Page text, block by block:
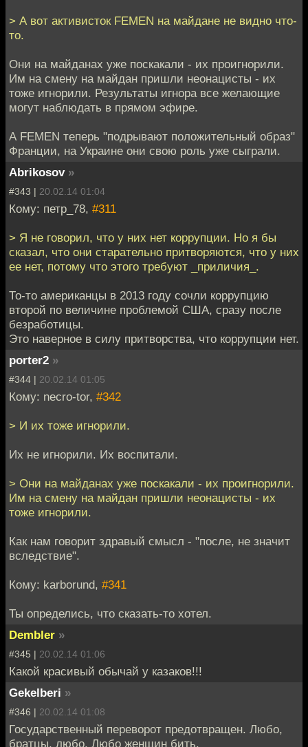
> А вот активисток FEMEN на майдане не видно что-
то.
Они на майданах уже поскакали - их проигнорили.
Им на смену на майдан пришли неонацисты - их
тоже игнорили. Результаты игнора все желающие
могут наблюдать в прямом эфире.
А FEMEN теперь "подрывают положительный образ"
Франции, на Украине они свою роль уже сыграли.
Abrikosov »
#343 | 20.02.14 01:04
Кому: петр_78, #311
> Я не говорил, что у них нет коррупции. Но я бы
сказал, что они старательно притворяются, что у них
ее нет, потому что этого требуют _приличия_.
То-то американцы в 2013 году сочли коррупцию
второй по величине проблемой США, сразу после
безработицы.
Это наверное в силу притворства, что коррупции нет.
porter2 »
#344 | 20.02.14 01:05
Кому: necro-tor, #342
> И их тоже игнорили.
Их не игнорили. Их воспитали.
> Они на майданах уже поскакали - их проигнорили.
Им на смену на майдан пришли неонацисты - их
тоже игнорили.
Как нам говорит здравый смысл - "после, не значит
вследствие".
Кому: karborund, #341
Ты определись, что сказать-то хотел.
Dembler »
#345 | 20.02.14 01:06
Какой красивый обычай у казаков!!!
Gekelberi »
#346 | 20.02.14 01:08
Государственный переворот предотвращен. Любо,
братцы, любо. Любо женщин бить.